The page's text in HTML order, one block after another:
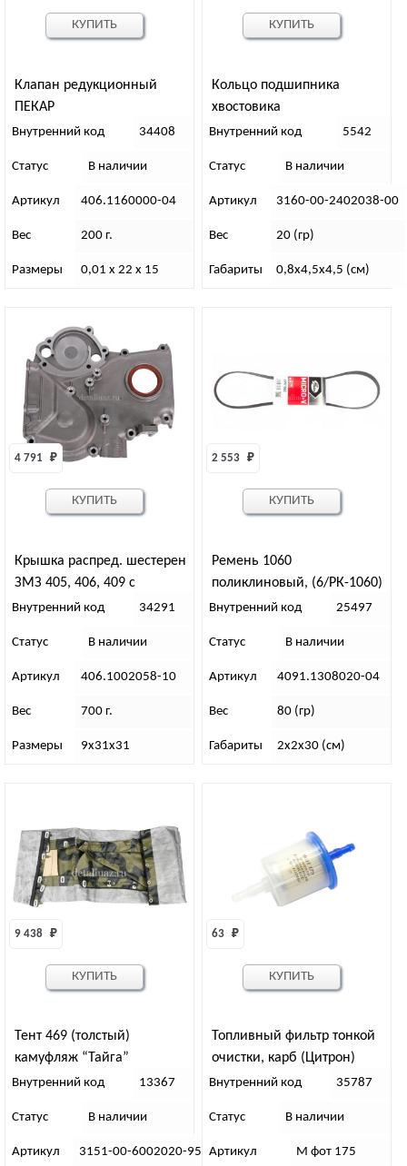
Клапан редукционный
ПЕКАР
Внутренний код 34408
Статус В наличии
Артикул 406.1160000-04
Вес 200 г.
Размеры 0,01 х 22 х 15
КУПИТЬ
Кольцо подшипника
хвостовика
Внутренний код 5542
Статус В наличии
Артикул 3160-00-2402038-00
Вес 20 (гр)
Габариты 0,8х4,5х4,5 (см)
КУПИТЬ
Крышка распред. шестерен
ЗМЗ 405, 406, 409 с
сальником
4 791 ₽
Внутренний код 34291
Статус В наличии
Артикул 406.1002058-10
Вес 700 г.
Размеры 9х31х31
КУПИТЬ
Ремень 1060
поликлиновый, (6/РК-1060)
Gates
2 553 ₽
Внутренний код 25497
Статус В наличии
Артикул 4091.1308020-04
Вес 80 (гр)
Габариты 2х2х30 (см)
КУПИТЬ
Тент 469 (толстый)
камуфляж “Тайга”
9 438 ₽
Внутренний код 13367
Статус В наличии
Артикул 3151-00-6002020-95
КУПИТЬ
Топливный фильтр тонкой
очистки, карб (Цитрон)
63 ₽
Внутренний код 35787
Статус В наличии
Артикул М фот 175
КУПИТЬ